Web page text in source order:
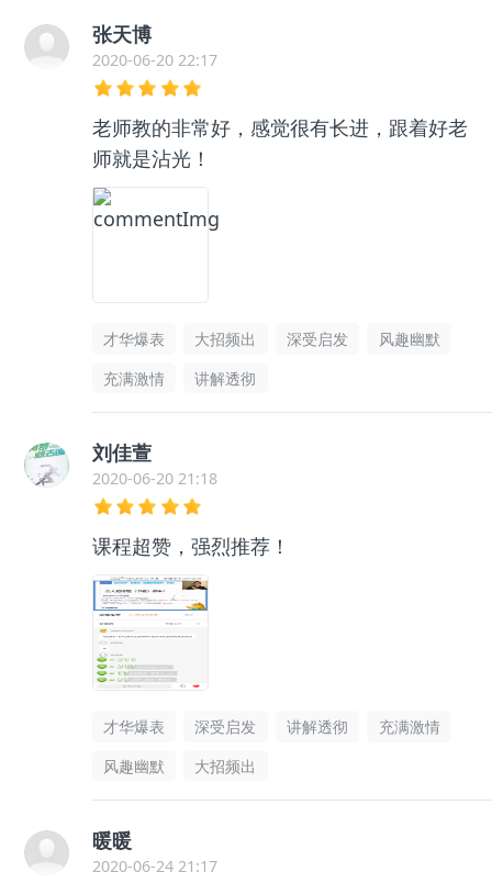
张天博
2020-06-20 22:17
老师教的非常好，感觉很有长进，跟着好老
师就是沾光！
才华爆表 大招频出 深受启发
风趣幽默
充满激情
讲解透彻
刘佳萱
2020-06-20 21:18
课程超赞，强烈推荐！
才华爆表 深受启发 讲解透彻
充满激情
风趣幽默
大招频出
暖暖
2020-06-24 21:17